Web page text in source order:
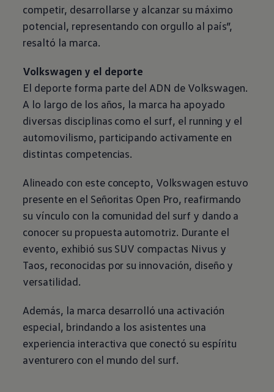
competir, desarrollarse y alcanzar su máximo
potencial, representando con orgullo al país”,
resaltó la marca.
Volkswageny el deporte
El deporte forma parte del ADN de Volkswagen.
A lo largo de los años, la marca ha apoyado
diversas disciplinas como el surf, el running y el
automovilismo, participando activamente en
distintas competencias.
Alineado con este concepto, Volkswagen estuvo
presente en el Señoritas Open Pro, reafirmando
su vínculo con la comunidad del surf y dando a
conocer su propuesta automotriz. Durante el
evento, exhibió sus SUV compactas Nivus y
Taos, reconocidas por su innovación, diseño y
versatilidad.
Además, la marca desarrolló una activación
especial, brindando a los asistentes una
experiencia interactiva que conectó su espíritu
aventurero con el mundo del surf.